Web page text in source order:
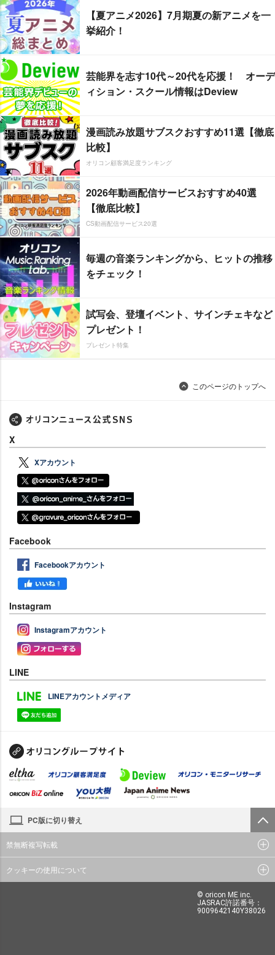
【夏アニメ2026】7月期夏の新アニメを一
挙紹介！
芸能界を志す10代～20代を応援！ オーデ
ィション・スクール情報はDeview
漫画読み放題サブスクおすすめ11選【徹底
比較】
オリコン顧客満足度ランキング
2026年動画配信サービスおすすめ40選
【徹底比較】
CS動画配信サービス20選
毎週の音楽ランキングから、ヒットの推移
をチェック！
試写会、登壇イベント、サインチェキなど
プレゼント！
プレゼント特集
このページのトップへ
X
Xアカウント
Facebook
Facebookアカウント
Instagram
Instagramアカウント
LINE
LINEアカウントメディア
PC版に切り替え
禁無断複写転載
クッキーの使用について
© oricon ME inc.
JASRAC許諾番号：
9009642140Y38026